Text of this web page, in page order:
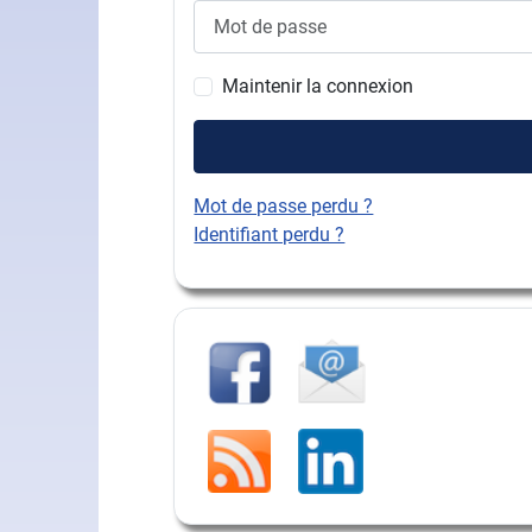
Maintenir la connexion
Mot de passe perdu ?
Identifiant perdu ?